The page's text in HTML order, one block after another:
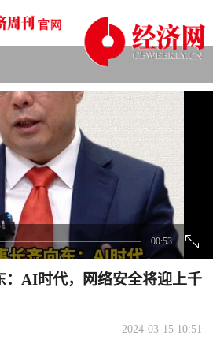
00:53
下拉刷新
：AI时代，网络安全将迎上千
2024-03-15 10:51